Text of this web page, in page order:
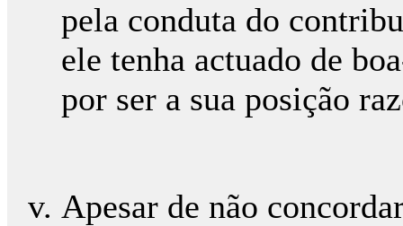
pela conduta do
ele tenha actuado de
por ser a sua posição
Apesar de não